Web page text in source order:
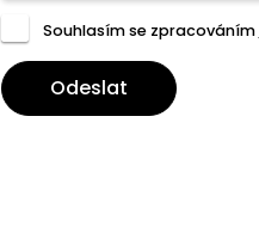
Souhlasím se zpracováním
Odeslat